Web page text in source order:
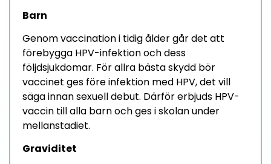
Barn
Genom vaccination i tidig ålder går det att
förebygga HPV-infektion och dess
följdsjukdomar. För allra bästa skydd bör
vaccinet ges före infektion med HPV, det vill
säga innan sexuell debut. Därför erbjuds HPV-
vaccin till alla barn och ges i skolan under
mellanstadiet.
Graviditet